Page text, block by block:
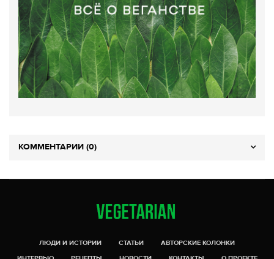
КОММЕНТАРИИ (0)
ЛЮДИ И ИСТОРИИ СТАТЬИ
АВТОРСКИЕ КОЛОНКИ